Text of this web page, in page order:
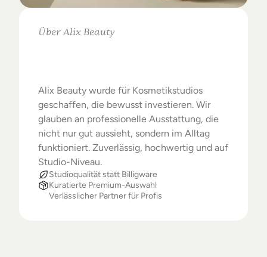
Über Alix Beauty
Alix Beauty wurde für Kosmetikstudios
geschaffen, die bewusst investieren. Wir
glauben an professionelle Ausstattung, die
nicht nur gut aussieht, sondern im Alltag
funktioniert. Zuverlässig, hochwertig und auf
Studio-Niveau.
Studioqualität statt Billigware
Kuratierte Premium-Auswahl
Verlässlicher Partner für Profis